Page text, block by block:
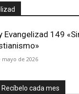
Evangelizad 149
mayo de 2026
cada mes